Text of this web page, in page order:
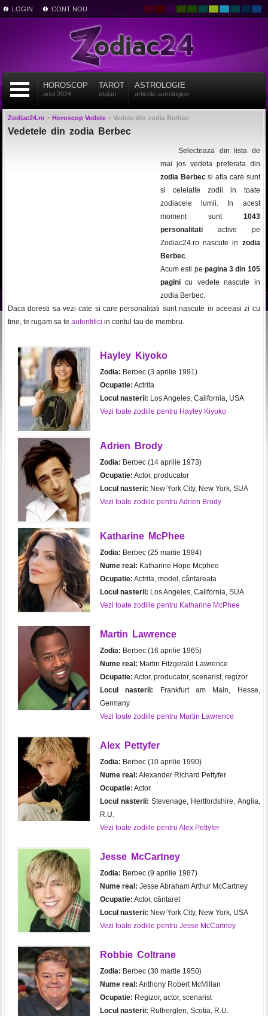
LOGIN CONT NOU
HOROSCOP
anul 2024
TAROT
etalari
ASTROLOGIE
articole astrologice
Zodiac24.ro> Horoscop Vedete> Vedete din zodia Berbec
Vedetele din zodia Berbec
Selecteaza din lista de
mai jos vedeta preferata din
zodia Berbecsi afla care sunt
si celelalte zodii in toate
zodiacele lumii. In acest
moment sunt 1043
personalitatiactive pe
Zodiac24.ro nascute in zodia
Berbec.
Acum esti pe pagina 3 din 105
paginicu vedete nascute in
zodia Berbec.
Daca doresti sa vezi cate si care personalitati sunt nascute in aceeasi zi cu
tine, te rugam sa te autentifici in contul tau de membru.
Hayley Kiyoko
Zodia: Berbec (3 aprilie 1991)
Ocupatie: Actrita
Locul nasterii: Los Angeles, California, USA
Vezi toate zodiile pentru Hayley Kiyoko
Adrien Brody
Zodia: Berbec (14 aprilie 1973)
Ocupatie: Actor, producator
Locul nasterii: New York City, New York, SUA
Vezi toate zodiile pentru Adrien Brody
Katharine McPhee
Zodia: Berbec (25 martie 1984)
Nume real: Katharine Hope Mcphee
Ocupatie: Actrita, model, cântareata
Locul nasterii: Los Angeles, California, SUA
Vezi toate zodiile pentru Katharine McPhee
Martin Lawrence
Zodia: Berbec (16 aprilie 1965)
Nume real: Martin Fitzgerald Lawrence
Ocupatie: Actor, producator, scenarist, regizor
Locul nasterii: Frankfurt am Main, Hesse,
Germany
Vezi toate zodiile pentru Martin Lawrence
Alex Pettyfer
Zodia: Berbec (10 aprilie 1990)
Nume real: Alexander Richard Pettyfer
Ocupatie: Actor
Locul nasterii: Stevenage, Hertfordshire, Anglia,
R.U.
Vezi toate zodiile pentru Alex Pettyfer
Jesse McCartney
Zodia: Berbec (9 aprilie 1987)
Nume real: Jesse Abraham Arthur McCartney
Ocupatie: Actor, cântaret
Locul nasterii: New York City, New York, USA
Vezi toate zodiile pentru Jesse McCartney
Robbie Coltrane
Zodia: Berbec (30 martie 1950)
Nume real: Anthony Robert McMillan
Ocupatie: Regizor, actor, scenarist
Locul nasterii: Rutherglen, Scotia, R.U.